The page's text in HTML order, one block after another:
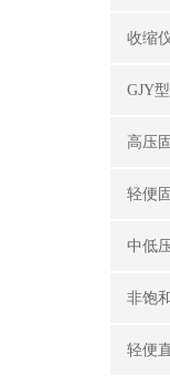
收缩
GJY
高压
轻便
中低
非饱
轻便